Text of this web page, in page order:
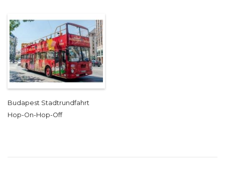
Budapest Stadtrundfahrt
Hop-On-Hop-Off